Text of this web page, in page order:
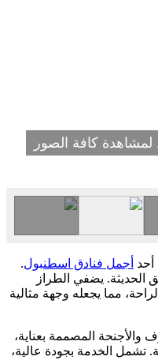
كافة الصور
أجمل فنادق اسطنبول.
الحديثة. يضفي الطراز
مما يجعله وجهة مثالية
المصممة بعناية،
تشمل الخدمة بجودة عالية،